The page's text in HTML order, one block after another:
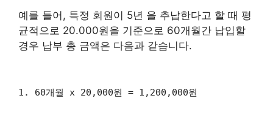
예를 들어, 특정 회원이 5년 을 추납한다고 할 때 평
균적으로 20.000원을 기준으로 60개월간 납입할
경우 납부 총 금액은 다음과 같습니다.
1. 60개월 x 20,000원 = 1,200,000원